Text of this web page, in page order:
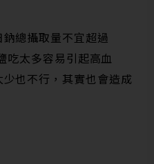
總攝取量不宜超過
吃太多容易引起高血
也不行，其實也會造成